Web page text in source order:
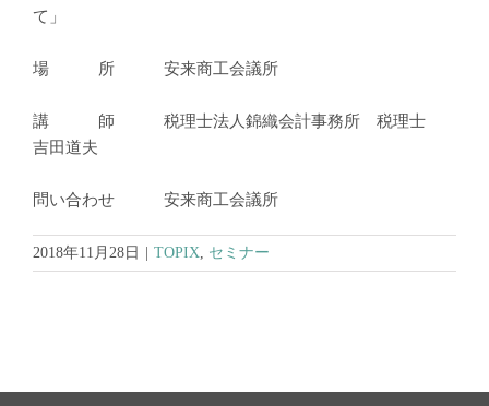
て」
場 所 安来商工会議所
講 師 税理士法人錦織会計事務所 税理士
吉田道夫
問い合わせ 安来商工会議所
2018年11月28日 TOPIX, セミナー